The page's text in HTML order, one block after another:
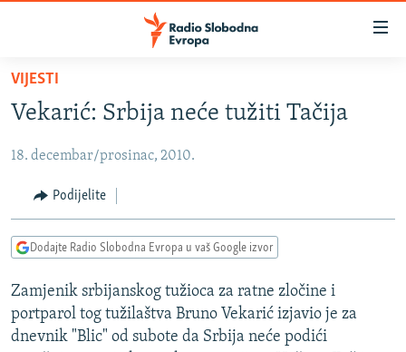
Pređite
glavni
Pređite
Pređite
pretragu
VIJESTI
BOSNA I HERCEGOVINA
SRBIJA
KOSOVO
VIZUELNO
VIDEO
FOTOGALERIJE
PODCASTI
RAT U UKRAJINI
VIJESTI
Vekarić: Srbija neće tužiti Tačija
18. decembar/prosinac, 2010.
Podijelite
Dodajte Radio Slobodna Evropa u vaš Google izvor
Zamjenik srbijanskog tužioca za ratne zločine i
portparol tog tužilaštva Bruno Vekarić izjavio je za
dnevnik "Blic" od subote da Srbija neće podići